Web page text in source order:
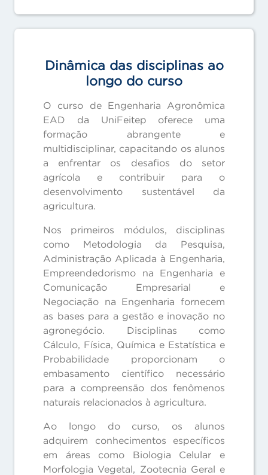
Dinâmica das disciplinas ao
longo do curso
O curso de Engenharia Agronômica
EAD da UniFeitep oferece uma
formação abrangente e
multidisciplinar, capacitando os alunos
a enfrentar os desafios do setor
agrícola e contribuir para o
desenvolvimento sustentável da
agricultura.
Nos primeiros módulos, disciplinas
como Metodologia da Pesquisa,
Administração Aplicada à Engenharia,
Empreendedorismo na Engenharia e
Comunicação Empresarial e
Negociação na Engenharia fornecem
as bases para a gestão e inovação no
agronegócio. Disciplinas como
Cálculo, Física, Química e Estatística e
Probabilidade proporcionam o
embasamento científico necessário
para a compreensão dos fenômenos
naturais relacionados à agricultura.
Ao longo do curso, os alunos
adquirem conhecimentos específicos
em áreas como Biologia Celular e
Morfologia Vegetal, Zootecnia Geral e